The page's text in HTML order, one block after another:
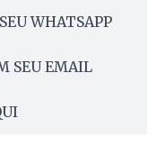
WHATSAPP
SEU EMAIL